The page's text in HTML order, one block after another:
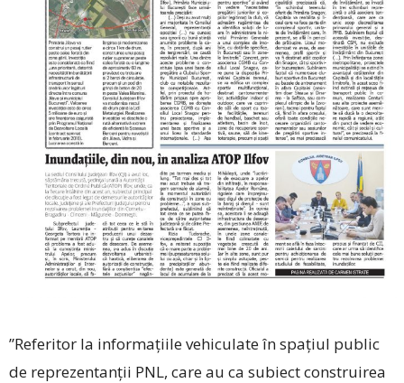
”Referitor la infor­mațiile vehiculate în spa­țiul public
de repre­zen­tan­ții PNL, care au ca subiect construirea